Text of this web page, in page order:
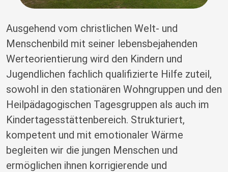
Ausgehend vom christlichen Welt- und
Menschenbild mit seiner lebensbejahenden
Werteorientierung wird den Kindern und
Jugendlichen fachlich qualifizierte Hilfe zuteil,
sowohl in den stationären Wohngruppen und den
Heilpädagogischen Tagesgruppen als auch im
Kindertagesstättenbereich. Strukturiert,
kompetent und mit emotionaler Wärme
begleiten wir die jungen Menschen und
ermöglichen ihnen korrigierende und